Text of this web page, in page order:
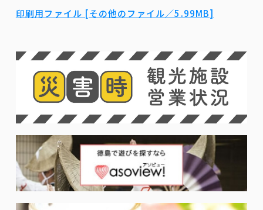
印刷用ファイル [その他のファイル／5.99MB]